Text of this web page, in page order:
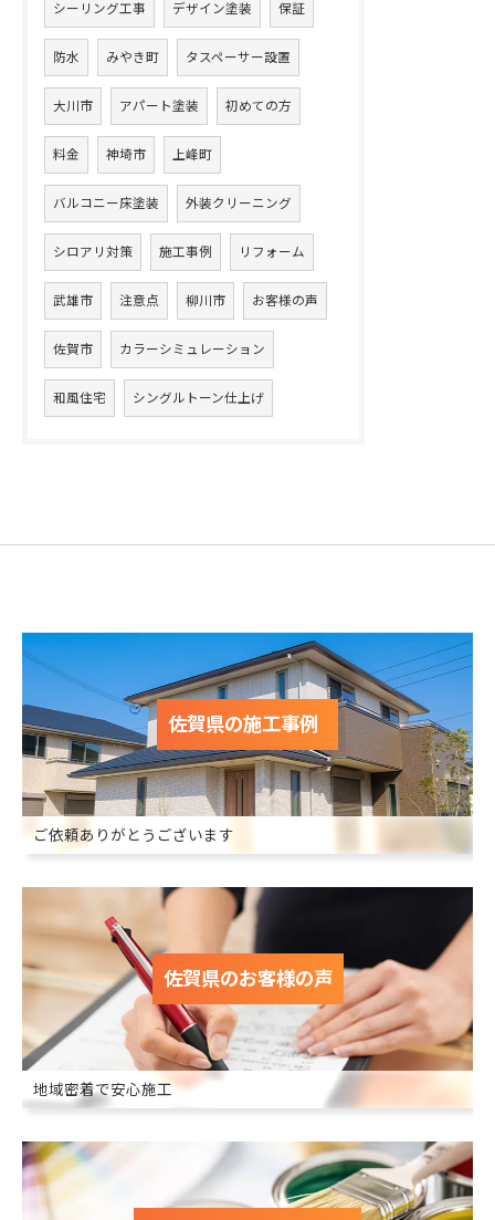
シーリング工事 デザイン塗装 保証
防水 みやき町 タスペーサー設置
大川市 アパート塗装 初めての方
料金 神埼市 上峰町
バルコニー床塗装 外装クリーニング
シロアリ対策 施工事例 リフォーム
武雄市 注意点 柳川市 お客様の声
佐賀市 カラーシミュレーション
和風住宅 シングルトーン仕上げ
佐賀県の施工事例
ご依頼ありがとうございます
佐賀県のお客様の声
地域密着で安心施工